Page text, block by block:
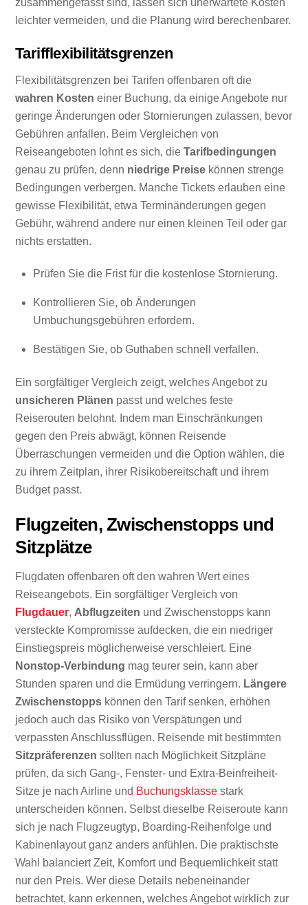
leichter vermeiden, und die Planung wird berechenbarer.
Tarifflexibilitätsgrenzen
Flexibilitätsgrenzen bei Tarifen offenbaren oft die
wahren Kosten einer Buchung, da einige Angebote nur
geringe Änderungen oder Stornierungen zulassen, bevor
Gebühren anfallen. Beim Vergleichen von
Reiseangeboten lohnt es sich, dieTarifbedingungen
genau zu prüfen, denn niedrige Preise können strenge
Bedingungen verbergen. Manche Tickets erlauben eine
gewisse Flexibilität, etwa Terminänderungen gegen
Gebühr, während andere nur einen kleinen Teil oder gar
nichts erstatten.
Prüfen Sie die Frist für die kostenlose Stornierung.
Kontrollieren Sie, ob Änderungen
Umbuchungsgebühren erfordern.
Bestätigen Sie, ob Guthaben schnell verfallen.
Ein sorgfältiger Vergleich zeigt, welches Angebot zu
unsicheren Plänen passt und welches feste
Reiserouten belohnt. Indem man Einschränkungen
gegen den Preis abwägt, können Reisende
Überraschungen vermeiden und die Option wählen, die
zu ihrem Zeitplan, ihrer Risikobereitschaft und ihrem
Budget passt.
Flugzeiten, Zwischenstopps und
Sitzplätze
Flugdaten offenbaren oft den wahren Wert eines
Reiseangebots. Ein sorgfältiger Vergleich von
Flugdauer, Abflugzeiten und Zwischenstopps kann
versteckte Kompromisse aufdecken, die ein niedriger
Einstiegspreis möglicherweise verschleiert. Eine
Nonstop-Verbindung mag teurer sein, kann aber
Stunden sparen und die Ermüdung verringern. Längere
Zwischenstopps können den Tarif senken, erhöhen
jedoch auch das Risiko von Verspätungen und
verpassten Anschlussflügen. Reisende mit bestimmten
Sitzpräferenzen sollten nach Möglichkeit Sitzpläne
prüfen, da sich Gang-, Fenster- und Extra-Beinfreiheit-
Sitze je nach Airline und Buchungsklasse stark
unterscheiden können. Selbst dieselbe Reiseroute kann
sich je nach Flugzeugtyp, Boarding-Reihenfolge und
Kabinenlayout ganz anders anfühlen. Die praktischste
Wahl balanciert Zeit, Komfort und Bequemlichkeit statt
nur den Preis. Wer diese Details nebeneinander
betrachtet, kann erkennen, welches Angebot wirklich zur